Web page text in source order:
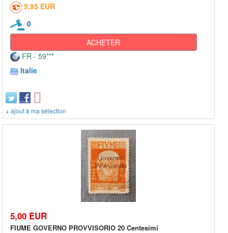
5,95 EUR
0
ACHETER
FR - 59***
Italie
+ ajout à ma sélection
5,00 EUR
FIUME GOVERNO PROVVISORIO 20 Centesimi